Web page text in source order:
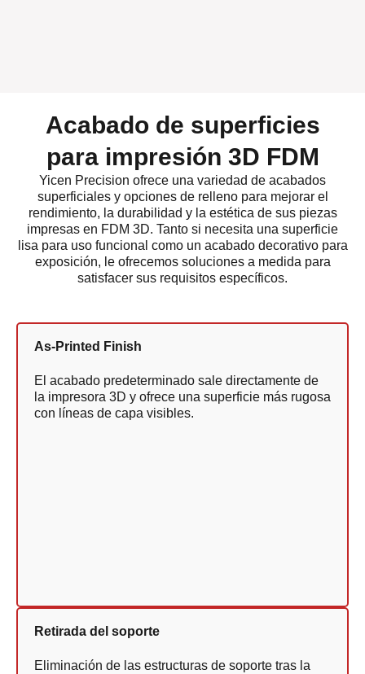
Acabado de superficies
para impresión 3D FDM
Yicen Precision ofrece una variedad de acabados
superficiales y opciones de relleno para mejorar el
rendimiento, la durabilidad y la estética de sus piezas
impresas en FDM 3D. Tanto si necesita una superficie
lisa para uso funcional como un acabado decorativo para
exposición, le ofrecemos soluciones a medida para
satisfacer sus requisitos específicos.
As-Printed Finish
El acabado predeterminado sale directamente de
la impresora 3D y ofrece una superficie más rugosa
con líneas de capa visibles.
Retirada del soporte
Eliminación de las estructuras de soporte tras la